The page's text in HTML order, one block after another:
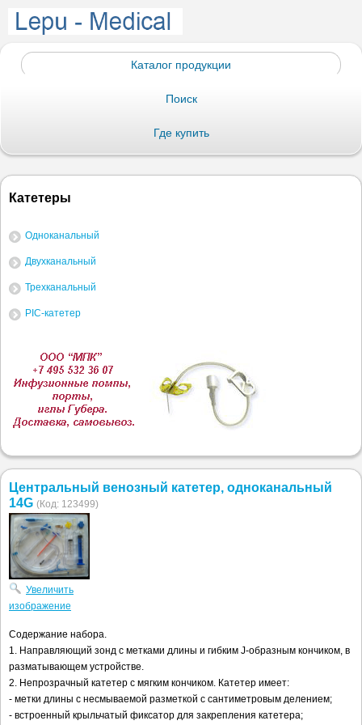
Каталог продукции
Поиск
Где купить
Катетеры
Одноканальный
Двухканальный
Трехканальный
PIC-катетер
Центральный венозный катетер, одноканальный
14G (Код: 123499)
Увеличить
изображение
Содержание набора.
1. Направляющий зонд с метками длины и гибким J-образным кончиком, в
разматывающем устройстве.
2. Непрозрачный катетер с мягким кончиком. Катетер имеет:
- метки длины с несмываемой разметкой с сантиметровым делением;
- встроенный крыльчатый фиксатор для закрепления катетера;